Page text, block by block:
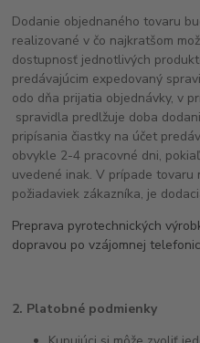
Dodanie objednaného tovaru
realizované v čo najkratšom
dostupnosť jednotlivých
predávajúcim expedovaný
odo dňa prijatia objednávky, v
spravidla predlžuje doba
pripísania čiastky na účet
obvykle 2-4 pracovné dni,
uvedené inak. V prípade tovaru
požiadaviek zákazníka, je
Preprava pyrotechnických
dopravou po vzájomnej
2. Platobné podmienky